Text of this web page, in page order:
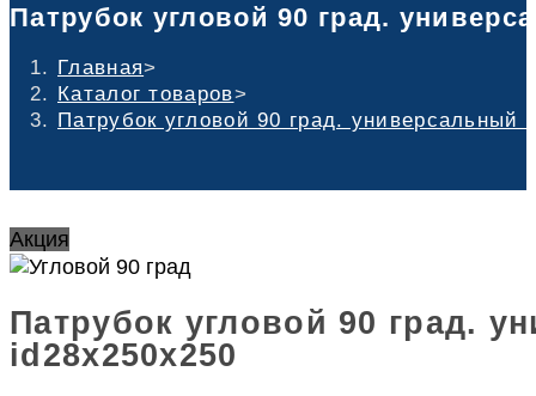
Патрубок угловой 90 град.
Главная>
Каталог товаров>
Патрубок угловой 90 град. универсальный
Акция
Патрубок угловой 90 град.
id28х250х250